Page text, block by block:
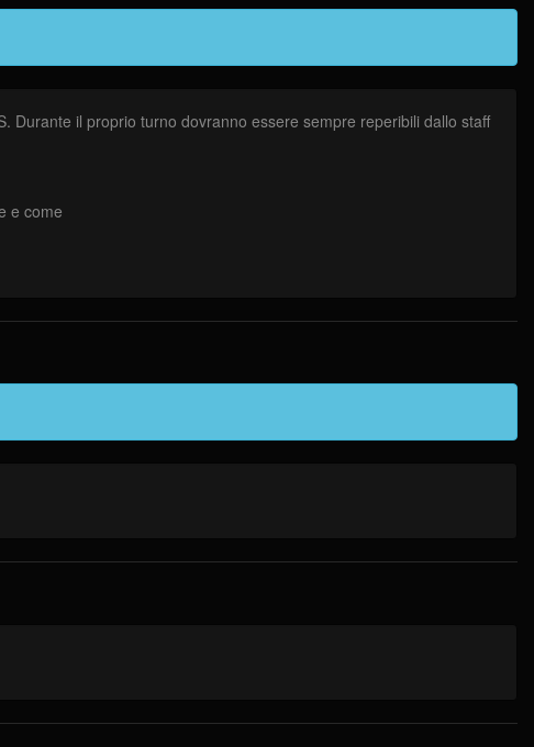
Durante il proprio turno dovranno essere sempre reperibili dallo staff
e come